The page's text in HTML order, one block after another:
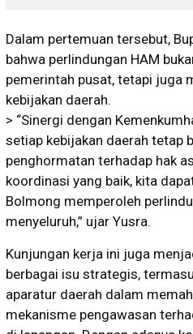
Dalam pertemuan tersebut,
bahwa perlindungan HAM
pemerintah pusat, tetapi juga
kebijakan daerah.
> “Sinergi dengan
setiap kebijakan daerah tetap
penghormatan terhadap hak
koordinasi yang baik, kita
Bolmong memperoleh
menyeluruh,” ujar Yusra.
Kunjungan kerja ini juga
berbagai isu strategis,
aparatur daerah dalam
mekanisme pengawasan